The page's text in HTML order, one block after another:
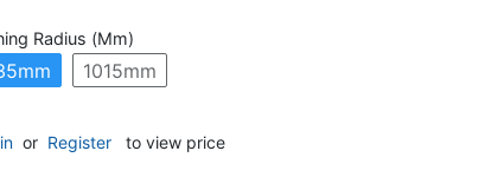
Radius (mm)
1015mm
or Register to view price